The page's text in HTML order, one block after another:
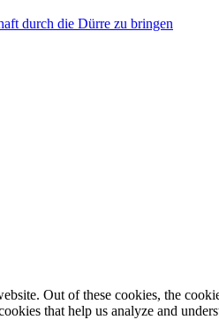
durch die Dürre zu bringen
Out of these cookies, the
that help us analyze and